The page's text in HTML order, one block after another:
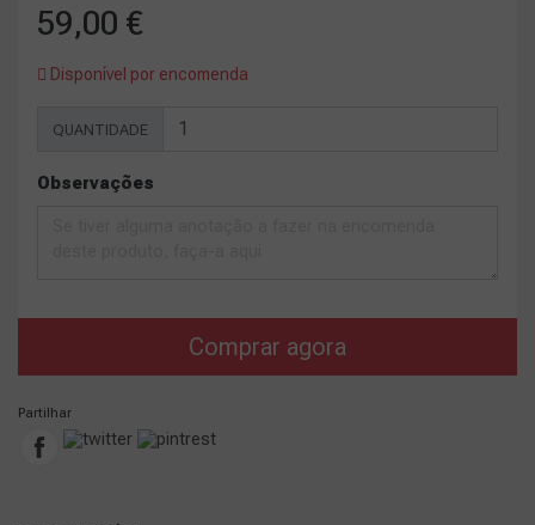
59,00 €
Disponível por encomenda
QUANTIDADE
Observações
Comprar agora
Partilhar